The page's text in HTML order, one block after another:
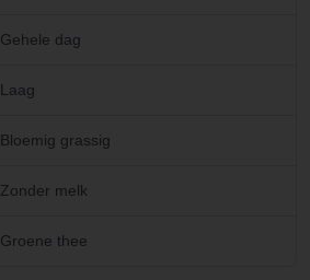
Gehele dag
Laag
Bloemig grassig
Zonder melk
Groene thee